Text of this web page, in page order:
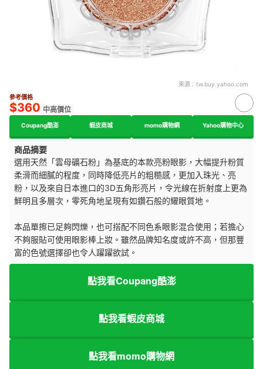
來源： tw.buy.yahoo.com
參考價格
$360 中高價位
Coupang酷澎 蝦皮商城 momo購物網 Yahoo購物中心
商品摘要
選用天然「雲母礦石粉」為基底的本款亮粉眼影，大幅提升粉質
柔滑而細膩的程度，同時降低亮片的粗糙感，更加入珠光、亮
粉，以及來自日本進口的3D五角形亮片，令光線在折射度上更為
鮮明且多層次，零死角地呈現有如鑽石般的耀眼質地。
本品單擦已足夠閃爍，也可搭配不同色系眼影混合使用；若擔心
不夠服貼可使用眼影棒上妝。雖然品牌知名度或許不高，但那豐
富的色號選擇卻也令人躍躍欲試。
點我看Coupang酷澎
點我看蝦皮商城
點我看momo購物網